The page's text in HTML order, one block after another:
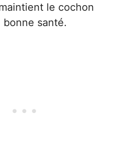
le cochon
bonne santé.